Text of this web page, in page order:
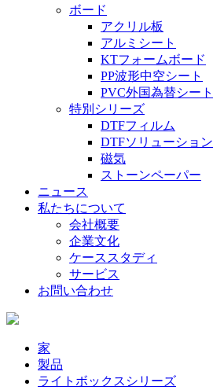
ボード
アクリル板
アルミシート
KTフォームボード
PP波形中空シート
PVC外国為替シート
特別シリーズ
DTFフィルム
DTFソリューション
磁気
ストーンペーパー
ニュース
私たちについて
会社概要
企業文化
ケーススタディ
サービス
お問い合わせ
家
製品
ライトボックスシリーズ